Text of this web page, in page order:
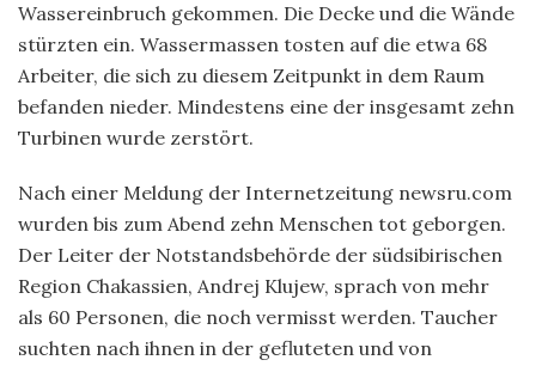
Wassereinbruch gekommen. Die Decke und die Wände
stürzten ein. Wassermassen tosten auf die etwa 68
Arbeiter, die sich zu diesem Zeitpunkt in dem Raum
befanden nieder. Mindestens eine der insgesamt zehn
Turbinen wurde zerstört.
Nach einer Meldung der Internetzeitung newsru.com
wurden bis zum Abend zehn Menschen tot geborgen.
Der Leiter der Notstandsbehörde der südsibirischen
Region Chakassien, Andrej Klujew, sprach von mehr
als 60 Personen, die noch vermisst werden. Taucher
suchten nach ihnen in der gefluteten und von